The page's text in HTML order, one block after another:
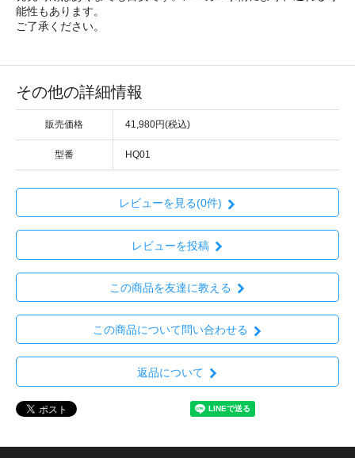
能性もあります。
ご了承ください。
その他の詳細情報
販売価格 41,980円(税込)
型番 HQ01
レビューを見る(0件)
レビューを投稿
この商品を友達に教える
この商品について問い合わせる
返品について